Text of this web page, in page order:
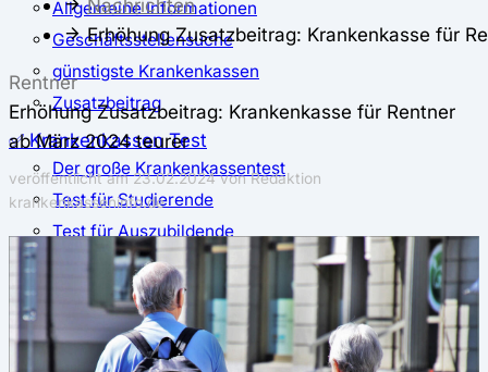
Allgemeine Informationen
Geschäftsstellensuche
günstigste Krankenkassen
Zusatzbeitrag
✅ Krankenkassen Test
Der große Krankenkassentest
Test für Studierende
Test für Auszubildende
Test für Schwangere und junge Eltern
Test für Selbstständige
⚖️ Vergleich & Rechner
Krankenkassenvergleich
Nachrichten
Erhöhung Zusatzbeitrag: Krankenkasse für
Rentner
Erhöhung Zusatzbeitrag: Krankenkasse für Rentner
ab März 2024 teurer
veröffentlicht am23.02.2024von Redaktion
krankenkasseninfo.de